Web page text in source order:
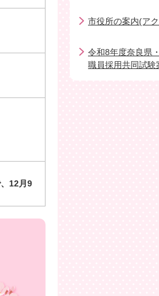
12月9
市役所の案内(ア
令和8年度奈良県
職員採用共同試験